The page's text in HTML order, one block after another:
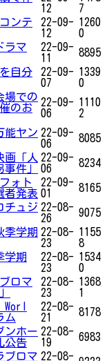
12
7
ンテ
22-09-
12
1260
0
ラマ
22-09-
11
8895
自分
22-09-
07
1339
0
場での
のお
22-09-
06
1110
2
能ヤン 22-09-
06
8085
画「人
件」
22-09-
06
8234
ォト
者発表
22-09-
01
8165
チュジ 22-08-
26
9075
季学期 22-08-
23
1155
8
学期
22-08-
23
1534
0
ロマ
22-08-
23
1368
1
Worl
ム
22-08-
21
8178
ンホー
公告
22-08-
19
6983
ブロマ 22-08-